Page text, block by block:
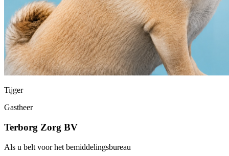
Tijger
Gastheer
Terborg Zorg BV
Als u belt voor het bemiddelingsbureau